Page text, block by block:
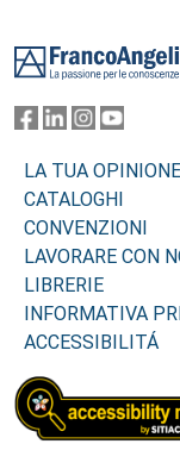
LA TUA OPINIONE
CATALOGHI
CONVENZIONI
LAVORARE CON
LIBRERIE
INFORMATIVA
ACCESSIBILITÁ